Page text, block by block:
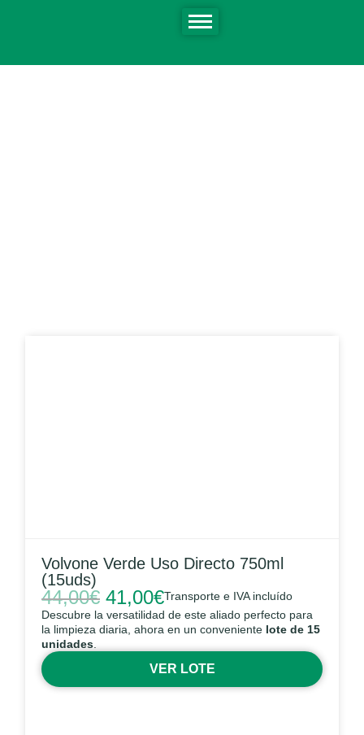
Volvone Verde Uso Directo 750ml
(15uds)
44,00€ 41,00€Transporte e IVA incluído
Descubre la versatilidad de este aliado perfecto para
la limpieza diaria, ahora en un conveniente lote de 15
unidades
VER LOTE